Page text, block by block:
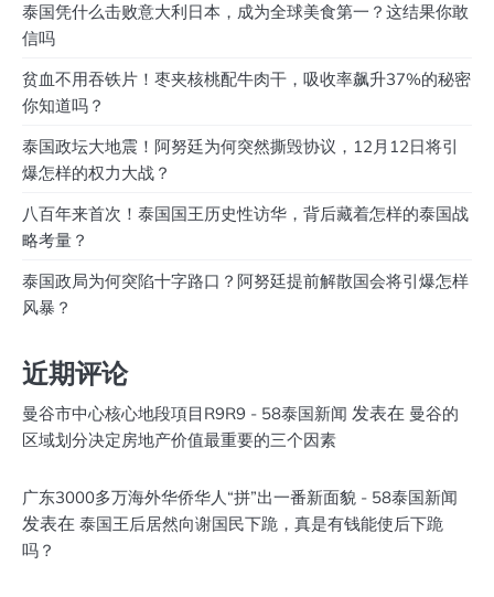
泰国凭什么击败意大利日本，成为全球美食第一？这结果你敢
信吗
贫血不用吞铁片！枣夹核桃配牛肉干，吸收率飙升37%的秘密
你知道吗？
泰国政坛大地震！阿努廷为何突然撕毁协议，12月12日将引
爆怎样的权力大战？
八百年来首次！泰国国王历史性访华，背后藏着怎样的泰国战
略考量？
泰国政局为何突陷十字路口？阿努廷提前解散国会将引爆怎样
风暴？
近期评论
曼谷市中心核心地段項目R9R9 - 58泰国新闻 发表在 曼谷的
区域划分决定房地产价值最重要的三个因素
广东3000多万海外华侨华人“拼”出一番新面貌 - 58泰国新闻
发表在 泰国王后居然向谢国民下跪，真是有钱能使后下跪
吗？